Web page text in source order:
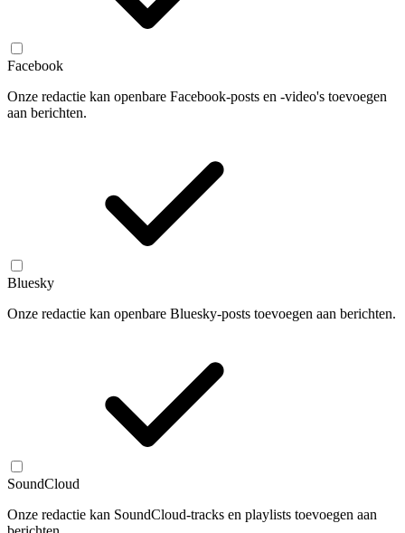
Facebook
Onze redactie kan openbare Facebook-posts en -video's toevoegen
aan berichten.
Bluesky
Onze redactie kan openbare Bluesky-posts toevoegen aan berichten.
SoundCloud
Onze redactie kan SoundCloud-tracks en playlists toevoegen aan